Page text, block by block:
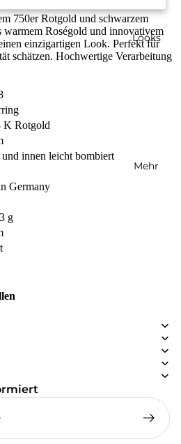
Looks
Mehr
750er Rotgold und schwarzem
Roségold und innovativem
einzigartigen Look. Perfekt für
schätzen. Hochwertige Verarbeitung
K Rotgold
und innen leicht bombiert
Germany
g